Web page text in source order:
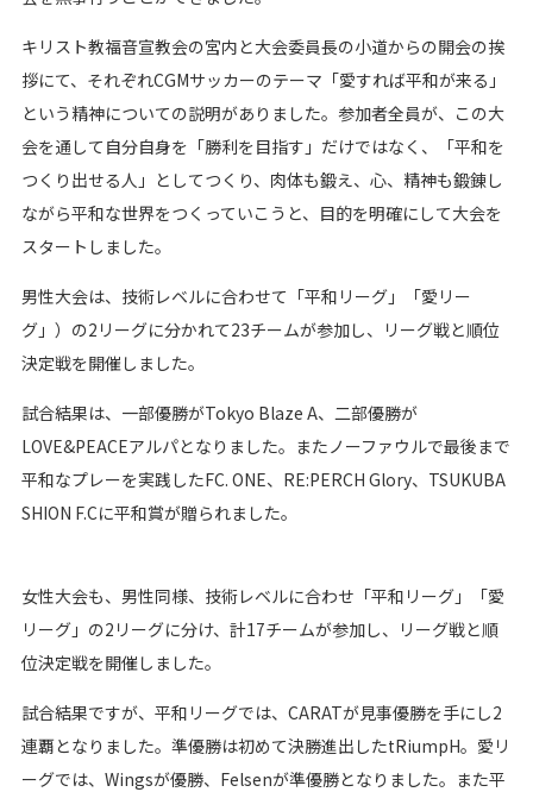
キリスト教福音宣教会の宮内と大会委員長の小道からの開会の挨
拶にて、それぞれCGMサッカーのテーマ「愛すれば平和が来る」
という精神についての説明がありました。参加者全員が、この大
会を通して自分自身を「勝利を目指す」だけではなく、「平和を
つくり出せる人」としてつくり、肉体も鍛え、心、精神も鍛錬し
ながら平和な世界をつくっていこうと、目的を明確にして大会を
スタートしました。
男性大会は、技術レベルに合わせて「平和リーグ」「愛リー
グ」）の2リーグに分かれて23チームが参加し、リーグ戦と順位
決定戦を開催しました。
試合結果は、一部優勝がTokyo Blaze A、二部優勝が
LOVE&PEACEアルパとなりました。またノーファウルで最後まで
平和なプレーを実践したFC. ONE、RE:PERCH Glory、TSUKUBA
SHION F.Cに平和賞が贈られました。
女性大会も、男性同様、技術レベルに合わせ「平和リーグ」「愛
リーグ」の2リーグに分け、計17チームが参加し、リーグ戦と順
位決定戦を開催しました。
試合結果ですが、平和リーグでは、CARATが見事優勝を手にし2
連覇となりました。準優勝は初めて決勝進出したtRiumpH。愛リ
ーグでは、Wingsが優勝、Felsenが準優勝となりました。また平